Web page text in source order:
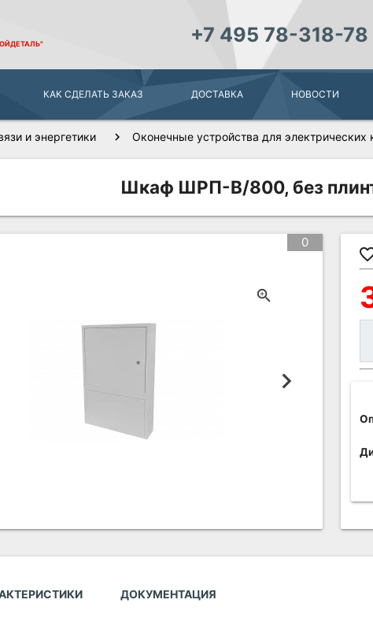
+7 495 78-318-78
КАК СДЕЛАТЬ ЗАКАЗ ДОСТАВКА НОВОСТИ
и энергетики Оконечные устройства для электрических
Шкаф ШРП-В/800, без
0
ДОКУМЕНТАЦИЯ